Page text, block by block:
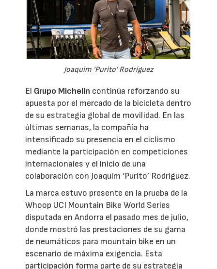
Joaquim ‘Purito’ Rodríguez
El Grupo Michelin continúa reforzando su
apuesta por el mercado de la bicicleta dentro
de su estrategia global de movilidad. En las
últimas semanas, la compañía ha
intensificado su presencia en el ciclismo
mediante la participación en competiciones
internacionales y el inicio de una
colaboración con Joaquim ‘Purito’ Rodríguez.
La marca estuvo presente en la prueba de la
Whoop UCI Mountain Bike World Series
disputada en Andorra el pasado mes de julio,
donde mostró las prestaciones de su gama
de neumáticos para mountain bike en un
escenario de máxima exigencia. Esta
participación forma parte de su estrategia